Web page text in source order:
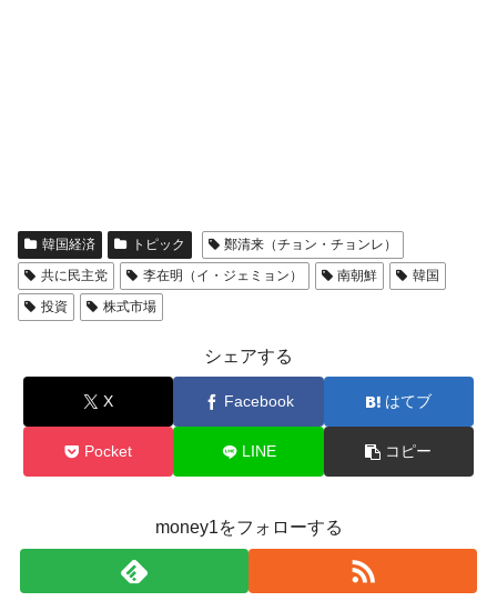
韓国経済 トピック
鄭清来（チョン・チョンレ）
共に民主党
李在明（イ・ジェミョン） 南朝鮮
韓国
投資
株式市場
シェアする
X Facebook はてブ
Pocket LINE コピー
money1をフォローする